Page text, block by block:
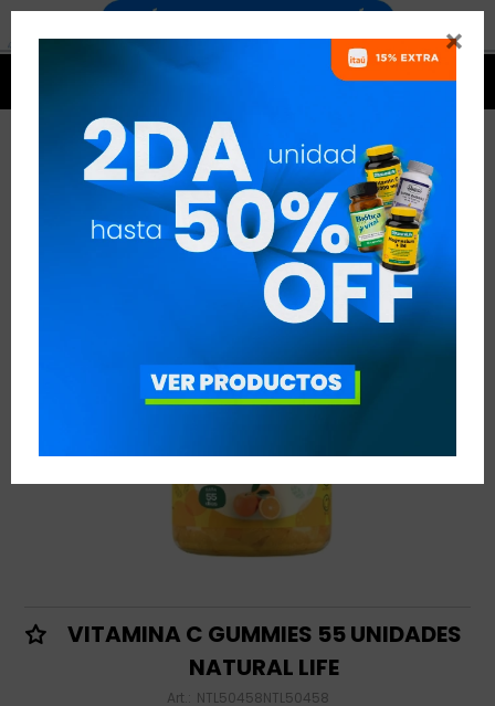

VITAMINA C GUMMIES 55 UNIDADES
NATURAL LIFE
NTL50458NTL50458